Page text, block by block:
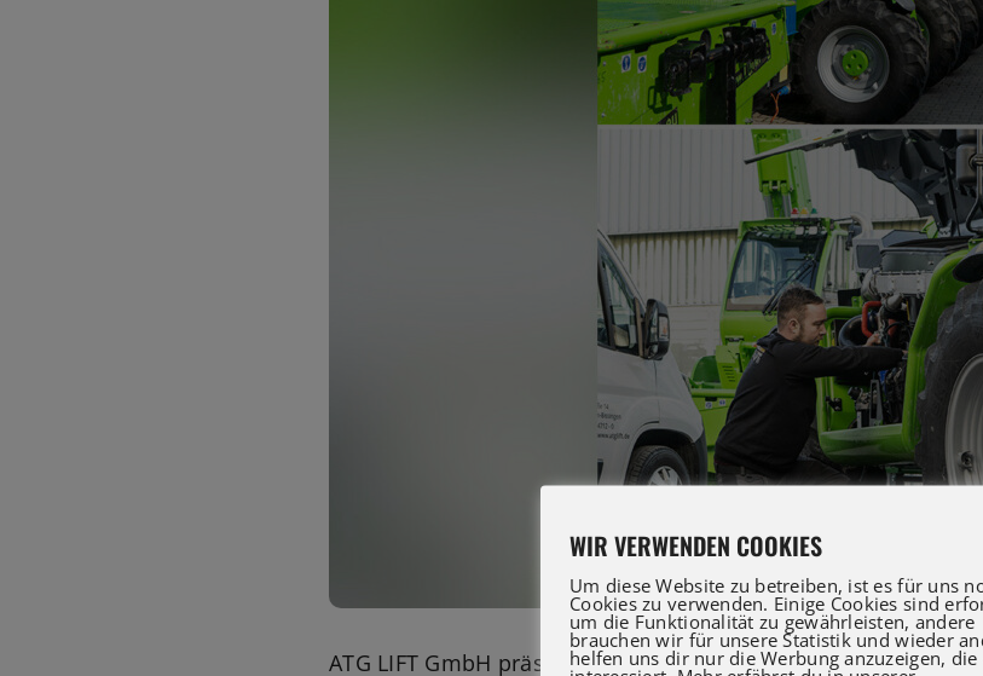
ATG LIFT GmbH präsentiert stolz unseren beeindruckenden
WIR VERWENDEN COOKIES
Um diese Website zu betreiben, ist es für uns
Cookies zu verwenden. Einige Cookies sind
um die Funktionalität zu gewährleisten, andere
brauchen wir für unsere Statistik und wieder
helfen uns dir nur die Werbung anzuzeigen, die